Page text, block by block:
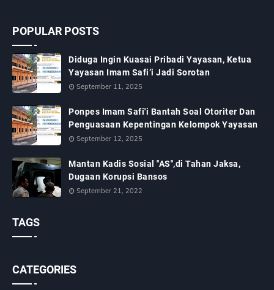
POPULAR POSTS
Diduga Ingin Kuasai Pribadi Yayasan, Ketua
Yayasan Imam Safi’i Jadi Sorotan
September 11, 2025
Ponpes Imam Safi'i Bantah Soal Otoriter Dan
Penguasaan Kepentingan Kelompok Yayasan
September 12, 2025
Mantan Kadis Sosial "AS",di Tahan Jaksa,
Dugaan Korupsi Bansos
September 21, 2022
TAGS
CATEGORIES